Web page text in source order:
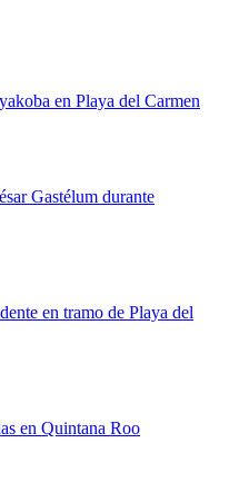
en Playa del Carmen
Gastélum durante
en tramo de Playa del
en Quintana Roo